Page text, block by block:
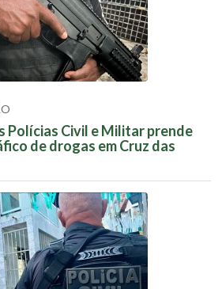
Polícias Civil e Militar prende
de drogas em Cruz das